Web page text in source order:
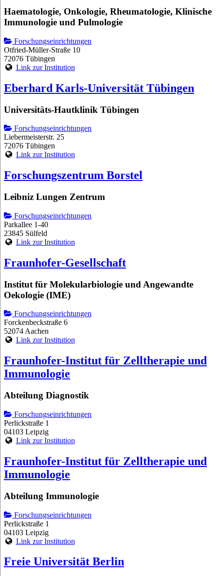
Haematologie, Onkologie, Rheumatologie, Klinische
Immunologie und Pulmologie
Forschungseinrichtungen
Otfried-Müller-Straße 10
72076 Tübingen
Link zur Institution
Eberhard Karls-Universität Tübingen
Universitäts-Hautklinik Tübingen
Forschungseinrichtungen
Liebermeisterstr. 25
72076 Tübingen
Link zur Institution
Forschungszentrum Borstel
Leibniz Lungen Zentrum
Forschungseinrichtungen
Parkallee 1-40
23845 Sülfeld
Link zur Institution
Fraunhofer-Gesellschaft
Institut für Molekularbiologie und Angewandte
Oekologie (IME)
Forschungseinrichtungen
Forckenbeckstraße 6
52074 Aachen
Link zur Institution
Fraunhofer-Institut für Zelltherapie und
Immunologie
Abteilung Diagnostik
Forschungseinrichtungen
Perlickstraße 1
04103 Leipzig
Link zur Institution
Fraunhofer-Institut für Zelltherapie und
Immunologie
Abteilung Immunologie
Forschungseinrichtungen
Perlickstraße 1
04103 Leipzig
Link zur Institution
Freie Universität Berlin